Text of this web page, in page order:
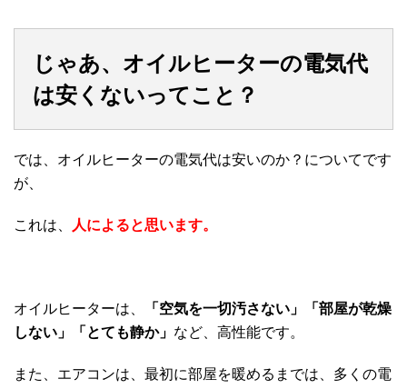
じゃあ、オイルヒーターの電気代
は安くないってこと？
では、オイルヒーターの電気代は安いのか？についてです
が、
これは、 人によると思います。
オイルヒーターは、
「空気を一切汚さない」「部屋が乾燥
しない」「とても静か」 など、高性能です。
また、エアコンは、最初に部屋を暖めるまでは、多くの電